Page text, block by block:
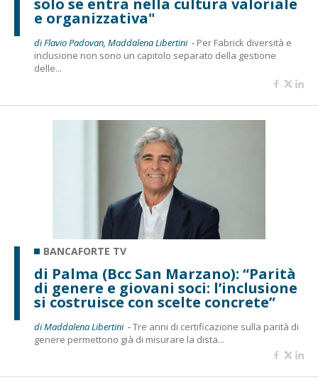
solo se entra nella cultura valoriale
e organizzativa"
di Flavio Padovan, Maddalena Libertini - Per Fabrick diversità e
inclusione non sono un capitolo separato della gestione
delle...
BANCAFORTE TV
di Palma (Bcc San Marzano): “Parità
di genere e giovani soci: l’inclusione
si costruisce con scelte concrete”
di Maddalena Libertini -Tre anni di certificazione sulla parità di
genere permettono già di misurare la dista...